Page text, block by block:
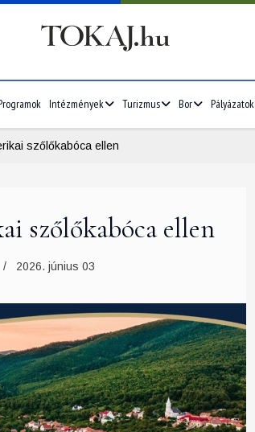
Intézmények Turizmus Bor Pályázatok
szőlőkabóca ellen
szőlőkabóca ellen
2026. június 03